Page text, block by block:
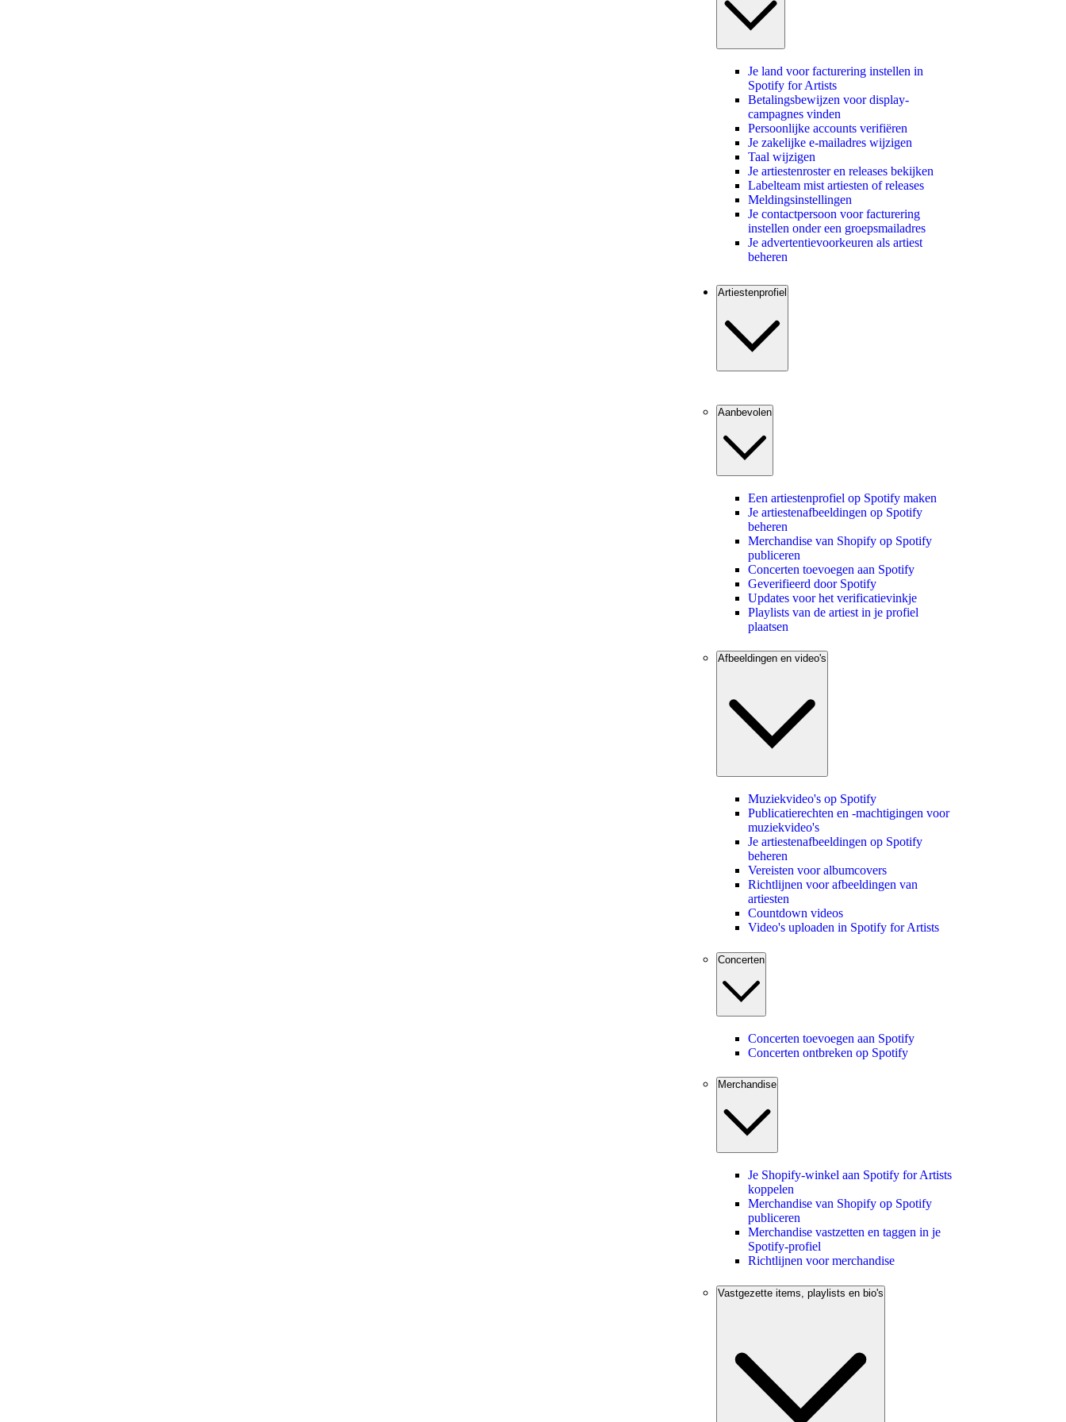
Je land voor facturering instellen in
Spotify for Artists
Betalingsbewijzen voor display-
campagnes vinden
Persoonlijke accounts verifiëren
Je zakelijke e-mailadres wijzigen
Taal wijzigen
Je artiestenroster en releases bekijken
Labelteam mist artiesten of releases
Meldingsinstellingen
Je contactpersoon voor facturering
instellen onder een groepsmailadres
Je advertentievoorkeuren als artiest
beheren
Artiestenprofiel
Aanbevolen
Een artiestenprofiel op Spotify maken
Je artiestenafbeeldingen op Spotify
beheren
Merchandise van Shopify op Spotify
publiceren
Concerten toevoegen aan Spotify
Geverifieerd door Spotify
Updates voor het verificatievinkje
Playlists van de artiest in je profiel
plaatsen
Afbeeldingen en video's
Muziekvideo's op Spotify
Publicatierechten en -machtigingen voor
muziekvideo's
Je artiestenafbeeldingen op Spotify
beheren
Vereisten voor albumcovers
Richtlijnen voor afbeeldingen van
artiesten
Countdown videos
Video's uploaden in Spotify for Artists
Concerten
Concerten toevoegen aan Spotify
Concerten ontbreken op Spotify
Merchandise
Je Shopify-winkel aan Spotify for Artists
koppelen
Merchandise van Shopify op Spotify
publiceren
Merchandise vastzetten en taggen in je
Spotify-profiel
Richtlijnen voor merchandise
Vastgezette items, playlists en bio's